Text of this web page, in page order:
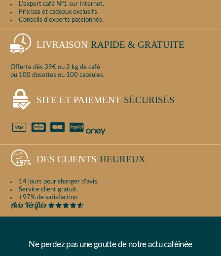
L'expert café N°1 sur Internet.
Prix bas et cadeaux exclusifs.
Conseils d'experts passionnés.
LIVRAISON RAPIDE & GRATUITE
Offerte dès 39€ ou 2 kg de café
ou 100 dosettes ou 100 capsules.
SITE ET PAIEMENT SÉCURISÉS
DES CLIENTS HEUREUX
14 jours pour changer d'avis.
Service client gratuit.
+97% de satisfaction
Ne perdez pas une goutte de notre actu caféinée